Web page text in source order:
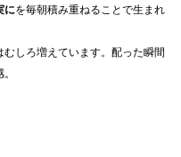
にを毎朝積み重ねることで生まれ
しろ増えています。配った瞬間